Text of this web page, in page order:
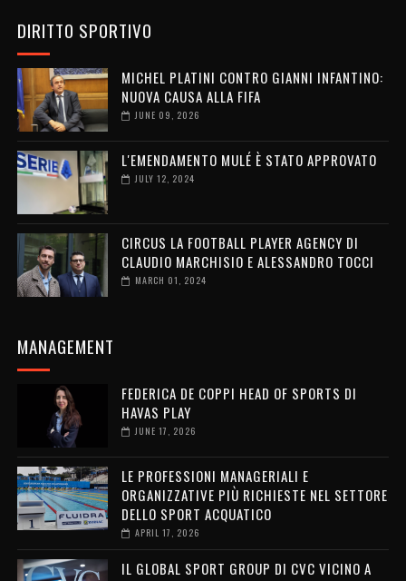
DIRITTO SPORTIVO
MICHEL PLATINI CONTRO GIANNI INFANTINO:
NUOVA CAUSA ALLA FIFA
JUNE 09, 2026
L'EMENDAMENTO MULÉ È STATO APPROVATO
JULY 12, 2024
CIRCUS LA FOOTBALL PLAYER AGENCY DI
CLAUDIO MARCHISIO E ALESSANDRO TOCCI
MARCH 01, 2024
MANAGEMENT
FEDERICA DE COPPI HEAD OF SPORTS DI
HAVAS PLAY
JUNE 17, 2026
LE PROFESSIONI MANAGERIALI E
ORGANIZZATIVE PIÙ RICHIESTE NEL SETTORE
DELLO SPORT ACQUATICO
APRIL 17, 2026
IL GLOBAL SPORT GROUP DI CVC VICINO A